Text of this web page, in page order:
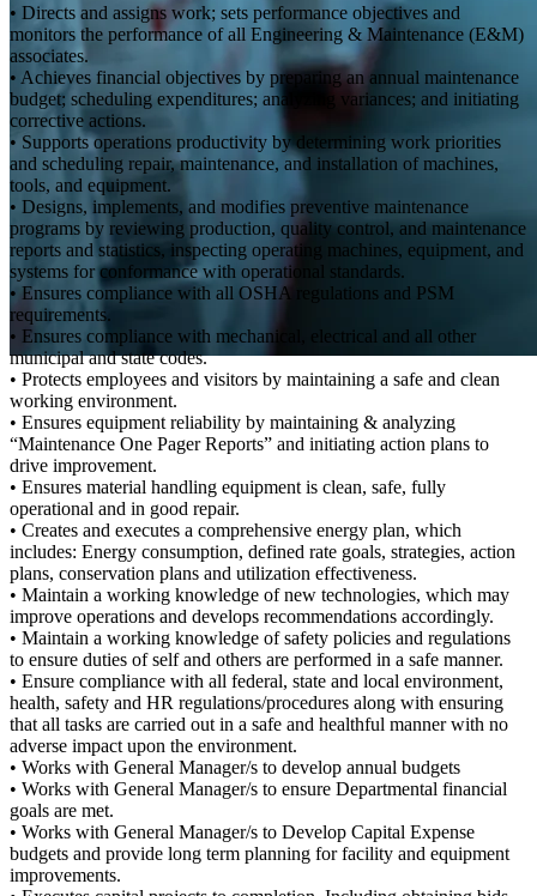
• Directs and assigns work; sets performance objectives and
monitors the performance of all Engineering & Maintenance (E&M)
associates.
• Achieves financial objectives by preparing an annual maintenance
budget; scheduling expenditures; analyzing variances; and initiating
corrective actions.
• Supports operations productivity by determining work priorities
and scheduling repair, maintenance, and installation of machines,
tools, and equipment.
• Designs, implements, and modifies preventive maintenance
programs by reviewing production, quality control, and maintenance
reports and statistics, inspecting operating machines, equipment, and
systems for conformance with operational standards.
• Ensures compliance with all OSHA regulations and PSM
requirements.
• Ensures compliance with mechanical, electrical and all other
municipal and state codes.
• Protects employees and visitors by maintaining a safe and clean
working environment.
• Ensures equipment reliability by maintaining & analyzing
“Maintenance One Pager Reports” and initiating action plans to
drive improvement.
• Ensures material handling equipment is clean, safe, fully
operational and in good repair.
• Creates and executes a comprehensive energy plan, which
includes: Energy consumption, defined rate goals, strategies, action
plans, conservation plans and utilization effectiveness.
• Maintain a working knowledge of new technologies, which may
improve operations and develops recommendations accordingly.
• Maintain a working knowledge of safety policies and regulations
to ensure duties of self and others are performed in a safe manner.
• Ensure compliance with all federal, state and local environment,
health, safety and HR regulations/procedures along with ensuring
that all tasks are carried out in a safe and healthful manner with no
adverse impact upon the environment.
• Works with General Manager/s to develop annual budgets
• Works with General Manager/s to ensure Departmental financial
goals are met.
• Works with General Manager/s to Develop Capital Expense
budgets and provide long term planning for facility and equipment
improvements.